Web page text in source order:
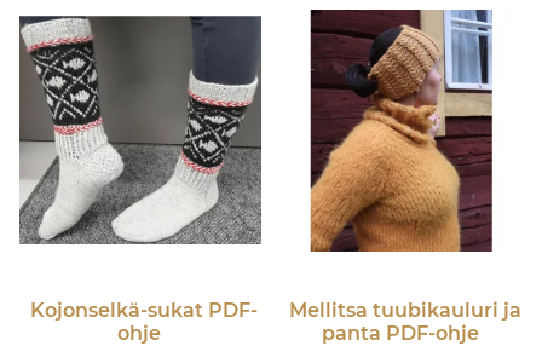
Kojonselkä-sukat PDF-
ohje
Mellitsa tuubikauluri ja
panta PDF-ohje